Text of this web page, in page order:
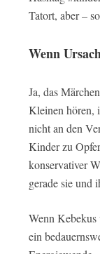
Tatort, aber –
Wenn
Ja, das
Kleinen hören,
nicht an den
Kinder zu
konservativer
gerade sie und
Wenn
ein